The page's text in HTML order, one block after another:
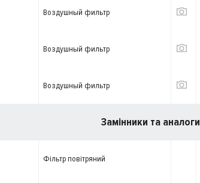
Воздушный фильтр
Воздушный фильтр
Воздушный фильтр
Замінники та аналоги
Фільтр повітряний